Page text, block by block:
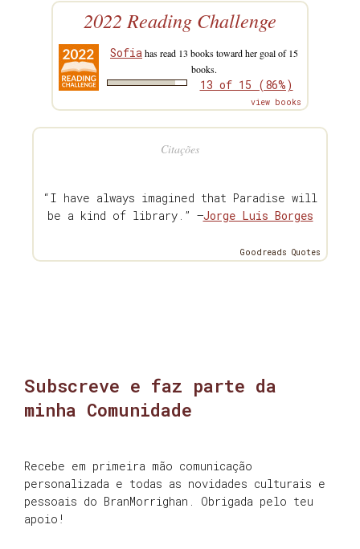
2022 Reading Challenge
Sofia has read 13 books toward her goal of 15
books.
13 of 15 (86%)
view books
Citações
“I have always imagined that Paradise will
be a kind of library.” —Jorge Luis Borges
Goodreads Quotes
Subscreve e faz parte da
minha Comunidade
Recebe em primeira mão comunicação
personalizada e todas as novidades culturais e
pessoais do BranMorrighan. Obrigada pelo teu
apoio!